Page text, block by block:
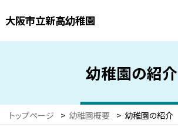
大阪市立新高幼稚園
幼稚園の紹介
トップページ > 幼稚園概要 > 幼稚園の紹介